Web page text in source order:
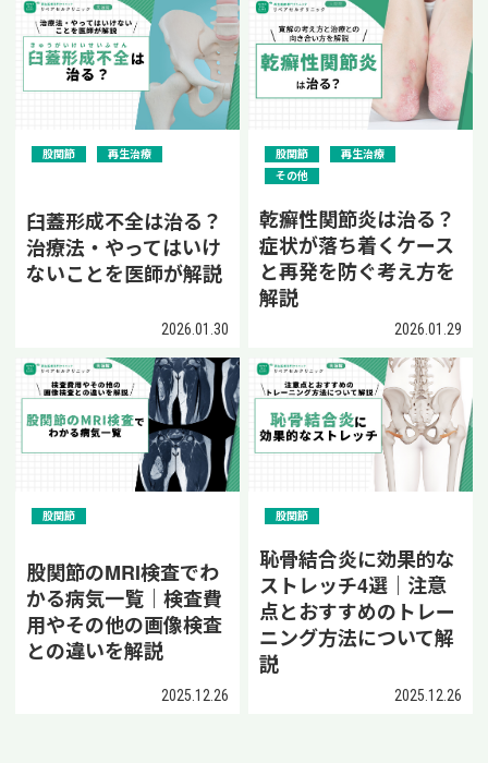
股関節 再生治療
臼蓋形成不全は治る？
治療法・やってはいけ
ないことを医師が解説
2026.01.30
股関節
再生治療
その他
乾癬性関節炎は治る？
症状が落ち着くケース
と再発を防ぐ考え方を
解説
2026.01.29
股関節
股関節のMRI検査でわ
かる病気一覧｜検査費
用やその他の画像検査
との違いを解説
2025.12.26
股関節
恥骨結合炎に効果的な
ストレッチ4選｜注意
点とおすすめのトレー
ニング方法について解
説
2025.12.26